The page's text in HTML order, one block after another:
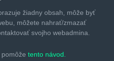
žiadny obsah, môže byť
môžete nahrať/zmazať
svojho webadmina.
tento návod.